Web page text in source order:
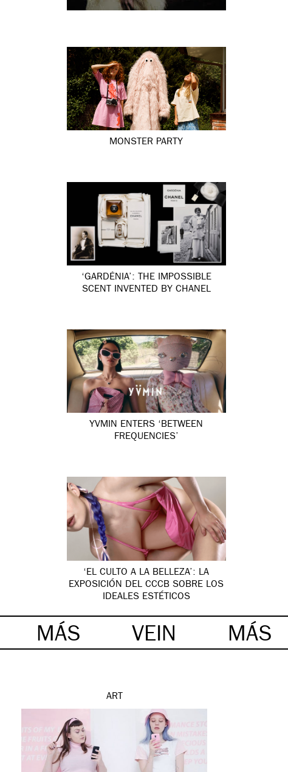
MONSTER PARTY
‘GARDÉNIA’: THE IMPOSSIBLE
SCENT INVENTED BY CHANEL
YVMIN ENTERS ‘BETWEEN
FREQUENCIES’
‘EL CULTO A LA BELLEZA’: LA
EXPOSICIÓN DEL CCCB SOBRE LOS
IDEALES ESTÉTICOS
MÁS VEIN MÁS
ART